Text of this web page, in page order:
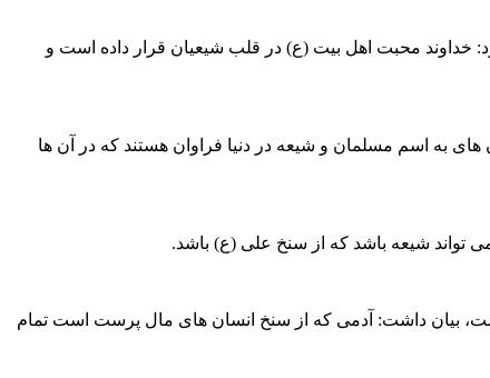
خداوند محبت اهل بیت (ع) در قلب شیعیان قرار داده است و
های به اسم مسلمان و شیعه در دنیا فراوان هستند که در آن ها
تواند شیعه باشد که از سنخ علی (ع) باشد.
است، بیان داشت: آدمی که از سنخ انسان های مال پرست است تمام